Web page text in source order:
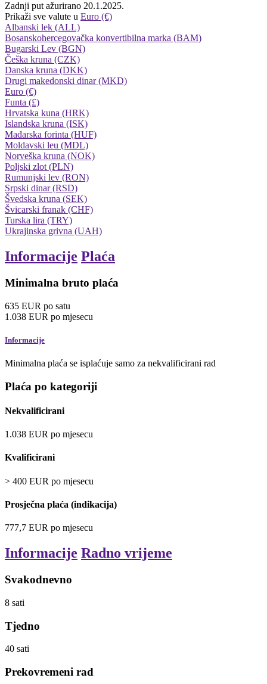
Zadnji put ažurirano 20.1.2025.
Prikaži sve valute u Euro (€)
Albanski lek (ALL)
Bosanskohercegovačka konvertibilna marka (BAM)
Bugarski Lev (BGN)
Češka kruna (CZK)
Danska kruna (DKK)
Drugi makedonski dinar (MKD)
Euro (€)
Funta (£)
Hrvatska kuna (HRK)
Islandska kruna (ISK)
Mađarska forinta (HUF)
Moldavski leu (MDL)
Norveška kruna (NOK)
Poljski zlot (PLN)
Rumunjski lev (RON)
Srpski dinar (RSD)
Švedska kruna (SEK)
Švicarski franak (CHF)
Turska lira (TRY)
Ukrajinska grivna (UAH)
Informacije Plaća
Minimalna bruto plaća
635 EUR po satu
1.038 EUR po mjesecu
Informacije
Minimalna plaća se isplaćuje samo za nekvalificirani rad
Plaća po kategoriji
Nekvalificirani
1.038 EUR po mjesecu
Kvalificirani
> 400 EUR po mjesecu
Prosječna plaća (indikacija)
777,7 EUR po mjesecu
Informacije Radno vrijeme
Svakodnevno
8 sati
Tjedno
40 sati
Prekovremeni rad